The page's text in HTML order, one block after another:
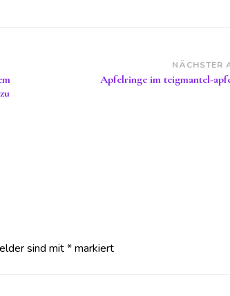
NÄCHSTER
Apfelringe im teigmantel-
sind mit*markiert